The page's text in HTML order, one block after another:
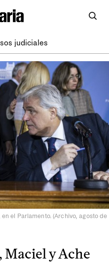
judiciales
el Parlamento. (Archivo, agosto de
y Ache